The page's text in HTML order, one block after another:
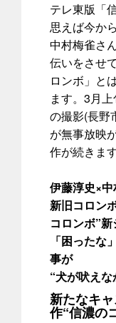
テレ東版「
思えば今か
中村梅雀さ
伝いをさせ
ロンボ」と
ます。3月
の撮影(長野
が無事放映
作が続きま
伊藤淳史×中
新旧コロン
コロンボ”新
「困ったな
事が
“犬が吠え
新たなキ
作“信濃の